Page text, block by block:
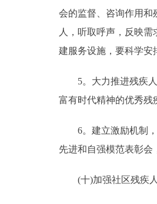
会的监督、咨询作用和
人，听取呼声，反映
建服务设施，要科学安
5。大力推进残疾人
富有时代精神的优秀残
6。建立激励机制，
先进和自强模范表彰会
(十)加强社区残疾人